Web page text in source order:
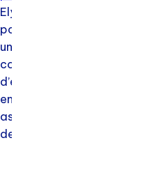
Elynxo
possède
une
compétence
d’excellence
en
assemblage
de